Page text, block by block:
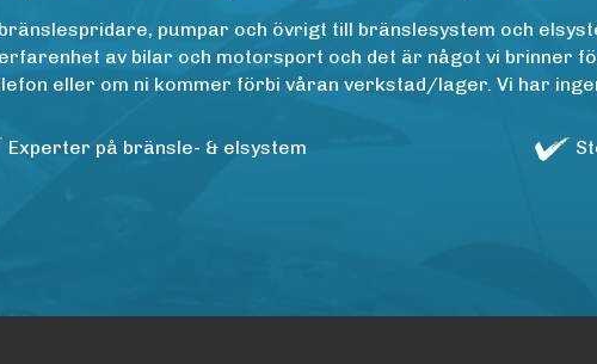
pumpar och övrigt till bränslesystem och
av bilar och motorsport och det är något vi brinner
eller om ni kommer förbi våran verkstad/lager. Vi har
Experter på bränsle- & elsystem